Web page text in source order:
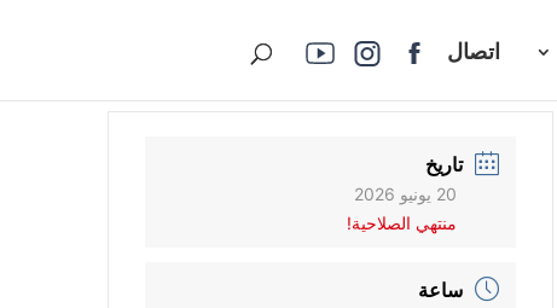
اتصال
تاريخ
20 يونيو 2026
منتهي الصلاحية!
ساعة